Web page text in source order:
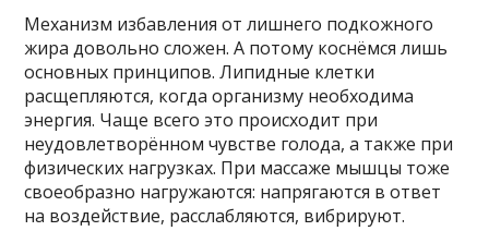
Механизм избавления от лишнего подкожного
жира довольно сложен. А потому коснёмся лишь
основных принципов. Липидные клетки
расщепляются, когда организму необходима
энергия. Чаще всего это происходит при
неудовлетворённом чувстве голода, а также при
физических нагрузках. При массаже мышцы тоже
своеобразно нагружаются: напрягаются в ответ
на воздействие, расслабляются, вибрируют.